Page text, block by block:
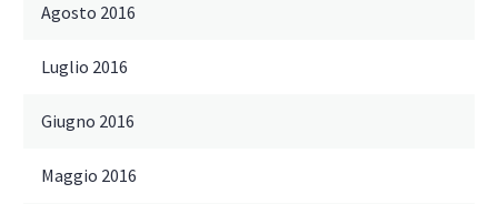
Agosto 2016
Luglio 2016
Giugno 2016
Maggio 2016